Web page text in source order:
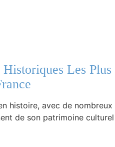
Les Plus
histoire, avec de nombreux
de son patrimoine culturel